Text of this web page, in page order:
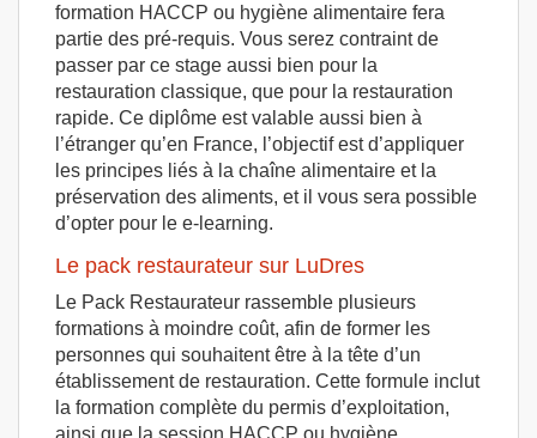
formation HACCP ou hygiène alimentaire fera
partie des pré-requis. Vous serez contraint de
passer par ce stage aussi bien pour la
restauration classique, que pour la restauration
rapide. Ce diplôme est valable aussi bien à
l’étranger qu’en France, l’objectif est d’appliquer
les principes liés à la chaîne alimentaire et la
préservation des aliments, et il vous sera possible
d’opter pour le e-learning.
Le pack restaurateur sur LuDres
Le Pack Restaurateur rassemble plusieurs
formations à moindre coût, afin de former les
personnes qui souhaitent être à la tête d’un
établissement de restauration. Cette formule inclut
la formation complète du permis d’exploitation,
ainsi que la session HACCP ou hygiène